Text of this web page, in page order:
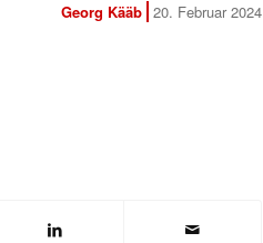
Georg Kääb 20. Februar 2024